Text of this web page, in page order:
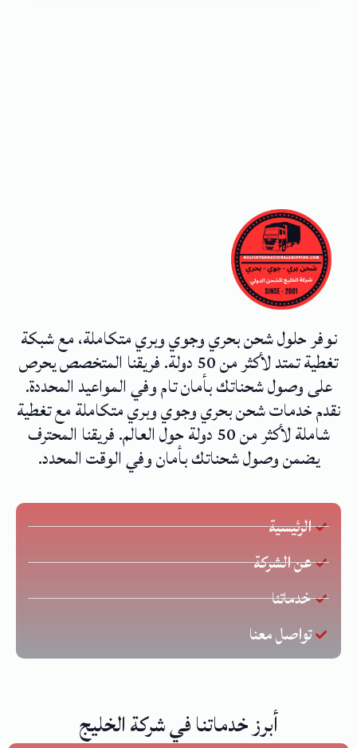
نوفر حلول شحن بحري وجوي وبري متكاملة، مع شبكة
تغطية تمتد لأكثر من 50 دولة. فريقنا المتخصص يحرص
على وصول شحناتك بأمان تام وفي المواعيد المحددة.
نقدم خدمات شحن بحري وجوي وبري متكاملة مع تغطية
شاملة لأكثر من 50 دولة حول العالم. فريقنا المحترف
يضمن وصول شحناتك بأمان وفي الوقت المحدد.
الرئيسية
عن الشركة
خدماتنا
تواصل معنا
أبرز خدماتنا في شركة الخليج